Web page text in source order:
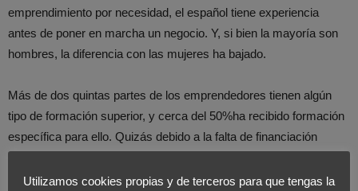
emprendimiento por necesidad, el español tiene experiencia
antes de poner en marcha un negocio. Y, si bien la mayoría son
hombres, la diferencia con las mujeres ha bajado.
Más de dos quintas partes de los emprendedores tienen algún
tipo de formación superior, y cerca del 50%ha recibido formación
específica para ello. Quizás debido a la falta de financiación
externa, los adultos con mayor nivel de ingresos son los que se
muestran más propensos a emprender.
Utilizamos cookies propias y de terceros para que tengas la